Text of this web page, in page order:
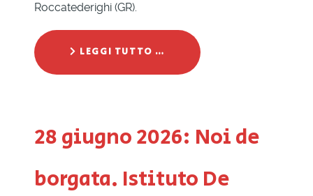
Roccatederighi (GR).
LEGGI TUTTO …
28 giugno 2026: Noi de
borgata. Istituto De